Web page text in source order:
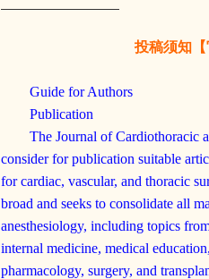
投稿须知
Guide for Authors
Publication
The Journal of Cardiothoracic
consider for publication suitable
for cardiac, vascular, and thoracic
broad and seeks to consolidate all
anesthesiology, including topics
internal medicine, medical
pharmacology, surgery, and